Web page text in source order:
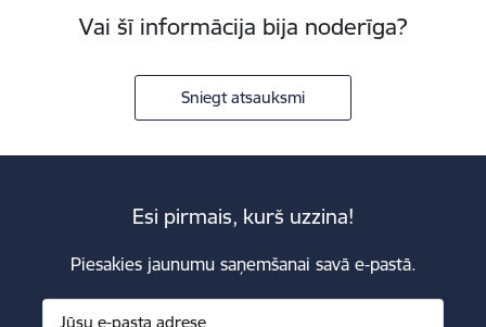
Vai šī informācija bija noderīga?
Sniegt atsauksmi
Esi pirmais, kurš uzzina!
Piesakies jaunumu saņemšanai savā e-pastā.